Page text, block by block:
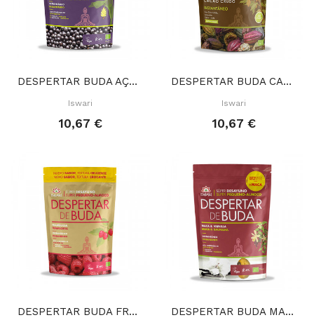
DESPERTAR BUDA AÇAI PLÁTANO FRESA 360 GR
Iswari
10,67 €
DESPERTAR BUDA CACAO 360 GR
Iswari
10,67 €
DESPERTAR BUDA FRAMBUESA 360 GR DESPERTAR BUDA MACA VAINILLA 360 GR